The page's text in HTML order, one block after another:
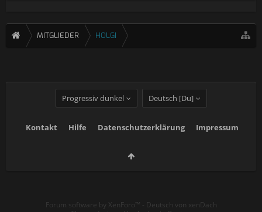
MITGLIEDER HOLGI
Progressiv dunkel Deutsch [Du]
Kontakt Hilfe Datenschutzerklärung Impressum
Forum software by XenForo™ - Deutsch von xenDach